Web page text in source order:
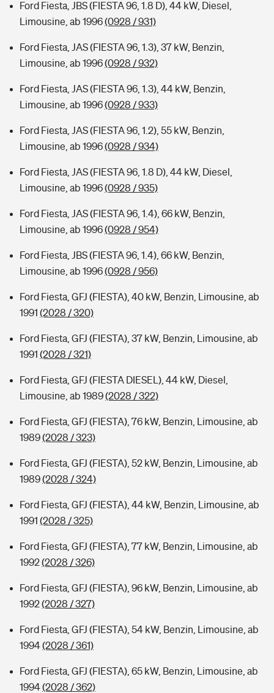
Ford Fiesta, JBS (FIESTA 96, 1.8 D), 44 kW, Diesel,
Limousine, ab 1996(0928 / 931)
Ford Fiesta, JAS (FIESTA 96, 1.3), 37 kW, Benzin,
Limousine, ab 1996(0928 / 932)
Ford Fiesta, JAS (FIESTA 96, 1.3), 44 kW, Benzin,
Limousine, ab 1996(0928 / 933)
Ford Fiesta, JAS (FIESTA 96, 1.2), 55 kW, Benzin,
Limousine, ab 1996(0928 / 934)
Ford Fiesta, JAS (FIESTA 96, 1.8 D), 44 kW, Diesel,
Limousine, ab 1996(0928 / 935)
Ford Fiesta, JAS (FIESTA 96, 1.4), 66 kW, Benzin,
Limousine, ab 1996(0928 / 954)
Ford Fiesta, JBS (FIESTA 96, 1.4), 66 kW, Benzin,
Limousine, ab 1996(0928 / 956)
Ford Fiesta, GFJ (FIESTA), 40 kW, Benzin, Limousine, ab
1991 (2028 / 320)
Ford Fiesta, GFJ (FIESTA), 37 kW, Benzin, Limousine, ab
1991 (2028 / 321)
Ford Fiesta, GFJ (FIESTA DIESEL), 44 kW, Diesel,
Limousine, ab 1989(2028 / 322)
Ford Fiesta, GFJ (FIESTA), 76 kW, Benzin, Limousine, ab
1989(2028 / 323)
Ford Fiesta, GFJ (FIESTA), 52 kW, Benzin, Limousine, ab
1989(2028 / 324)
Ford Fiesta, GFJ (FIESTA), 44 kW, Benzin, Limousine, ab
1991 (2028 / 325)
Ford Fiesta, GFJ (FIESTA), 77 kW, Benzin, Limousine, ab
1992(2028 / 326)
Ford Fiesta, GFJ (FIESTA), 96 kW, Benzin, Limousine, ab
1992(2028 / 327)
Ford Fiesta, GFJ (FIESTA), 54 kW, Benzin, Limousine, ab
1994(2028 / 361)
Ford Fiesta, GFJ (FIESTA), 65 kW, Benzin, Limousine, ab
1994(2028 / 362)